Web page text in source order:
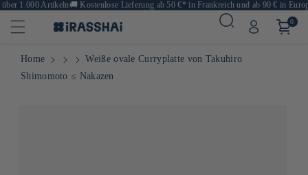
1.000 Artikeln🚚Kostenlose Lieferung ab 50 €* in Frankreich und ab 90 € in Europa
0
Home
Weiße ovale Curryplatte von Takuhiro
Shimomoto ≤ Nakazen